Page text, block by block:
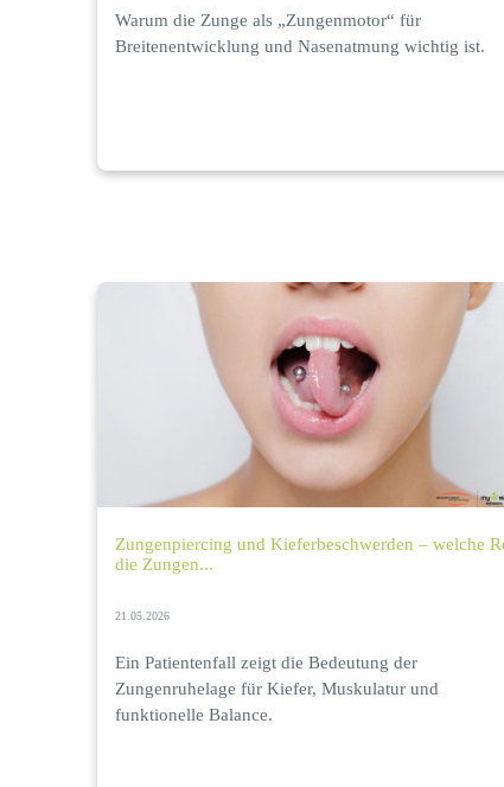
Warum die Zunge als „Zungenmotor“ für
Breitenentwicklung und Nasenatmung wichtig ist.
Zungenpiercing und Kieferbeschwerden – welche
die Zungen...
21.05.2026
Ein Patientenfall zeigt die Bedeutung der
Zungenruhelage für Kiefer, Muskulatur und
funktionelle Balance.